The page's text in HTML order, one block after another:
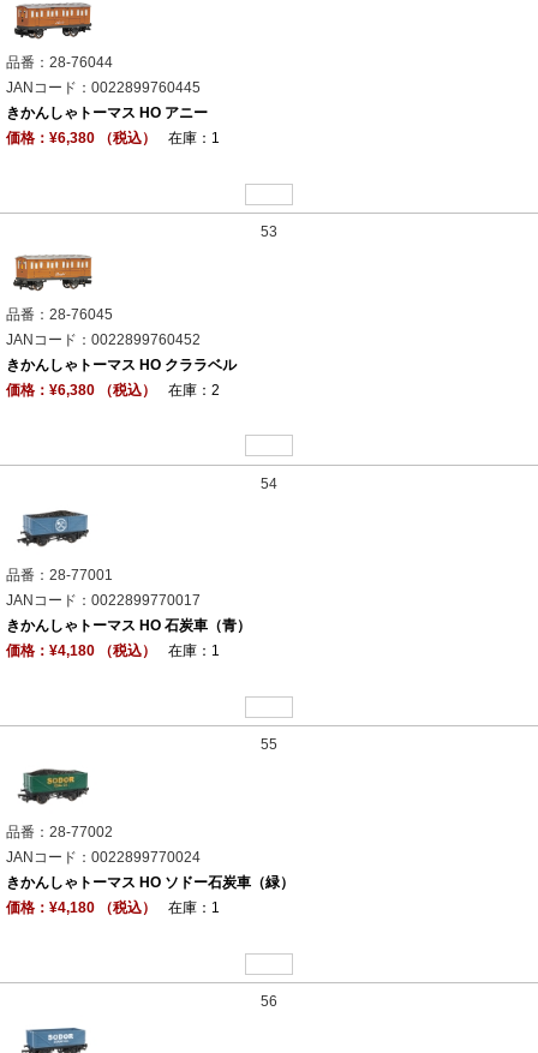
品番：28-76044
JANコード：0022899760445
きかんしゃトーマス HO アニー
価格：¥6,380 （税込）
在庫：1
53
品番：28-76045
JANコード：0022899760452
きかんしゃトーマス HO クララベル
価格：¥6,380 （税込）
在庫：2
54
品番：28-77001
JANコード：0022899770017
きかんしゃトーマス HO 石炭車（青）
価格：¥4,180 （税込）
在庫：1
55
品番：28-77002
JANコード：0022899770024
きかんしゃトーマス HO ソドー石炭車（緑）
価格：¥4,180 （税込）
在庫：1
56